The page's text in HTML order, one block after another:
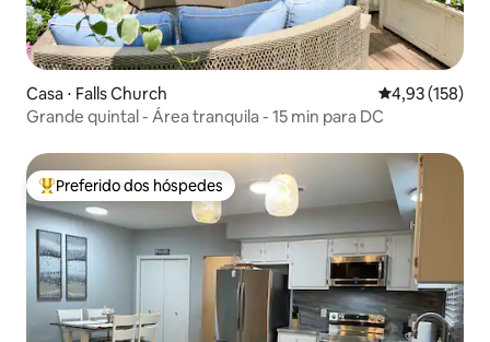
Casa ⋅ Falls Church 4,93 de uma
4,93 (158)
Grande quintal - Área tranquila - 15 min para DC
Entre os melhores preferidos dos hóspedes
Preferido dos hóspedes